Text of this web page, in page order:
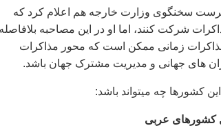
سخنگوی وزارت خارجه هم اعلام کرد که
شرکت کنند، اما او در اين مصاحبه
زمانی ممکن است که محور مذاکرات
های جهانی و مديريت مشترک جهان باشد.
کشورها چه ميتواند باشد: